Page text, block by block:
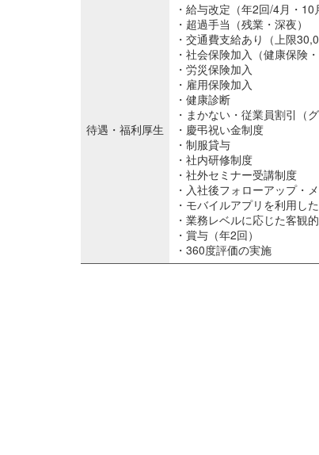
待遇・福利厚生
・給与改定（年2回/4月・10
・超過手当（残業・深夜）
・交通費支給あり（上限
・社会保険加入（健康保険・
・労災保険加入
・雇用保険加入
・健康診断
・まかない・従業員割引（
・慶弔祝い金制度
・制服貸与
・社内研修制度
・社外セミナー受講制度
・入社後フォローアップ・
・モバイルアプリを利用し
・業務レベルに応じた客観
・賞与（年2回）
・360度評価の実施